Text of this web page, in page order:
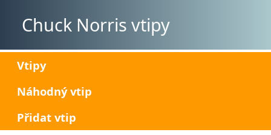
Chuck Norris vtipy
Vtipy
Náhodný vtip
Přidat vtip